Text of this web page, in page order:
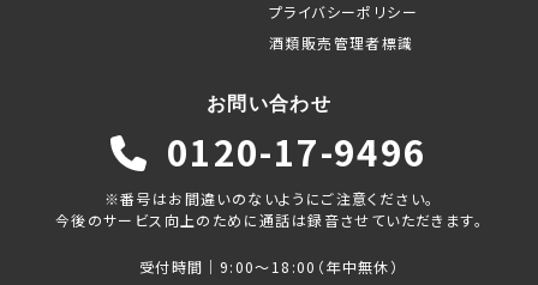
プライバシーポリシー
酒類販売管理者標識
お問い合わせ
0120-17-9496
※番号はお間違いのないようにご注意ください。
今後のサービス向上のために通話は録音させていただきます。
受付時間｜9:00～18:00（年中無休）